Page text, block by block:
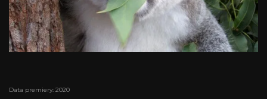
Data premiery: 2020